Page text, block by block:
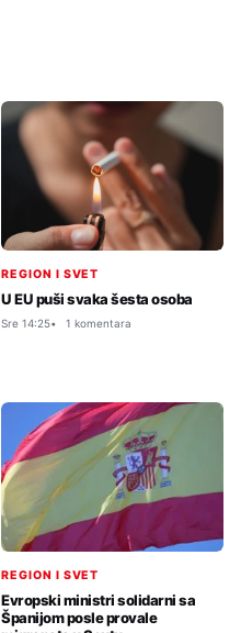
REGION I SVET
U EU puši svaka šesta osoba
Sre 14:25 1 komentara
REGION I SVET
Evropski ministri solidarni sa
Španijom posle provale